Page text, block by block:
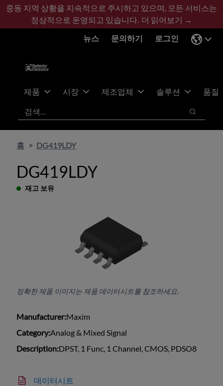
기
콘
바
글
중동 지역 상황을 지속적으로 주시하고 있으며, 모든 서비스는
정상적으로 운영되고 있습니다. 더 읽어보기 →
뉴스
문의하기 로그인
제품 시장 제조업체 솔루션
품질
검색
검색
홈 DG419LDY
DG419LDY
재고 보유
정확한 제품 이미지는 제품 데이터시트를 참조하세요.
Manufacturer:Maxim
Category:Analog & Mixed Signal
Description:DPST, 1 Func, 1 Channel, CMOS, PDSO8
데이터시트